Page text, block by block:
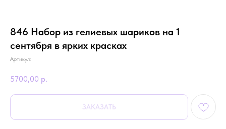
846 Набор из гелиевых шариков на 1
сентября в ярких красках
Артикул:
5700,00 р.
ЗАКАЗАТЬ